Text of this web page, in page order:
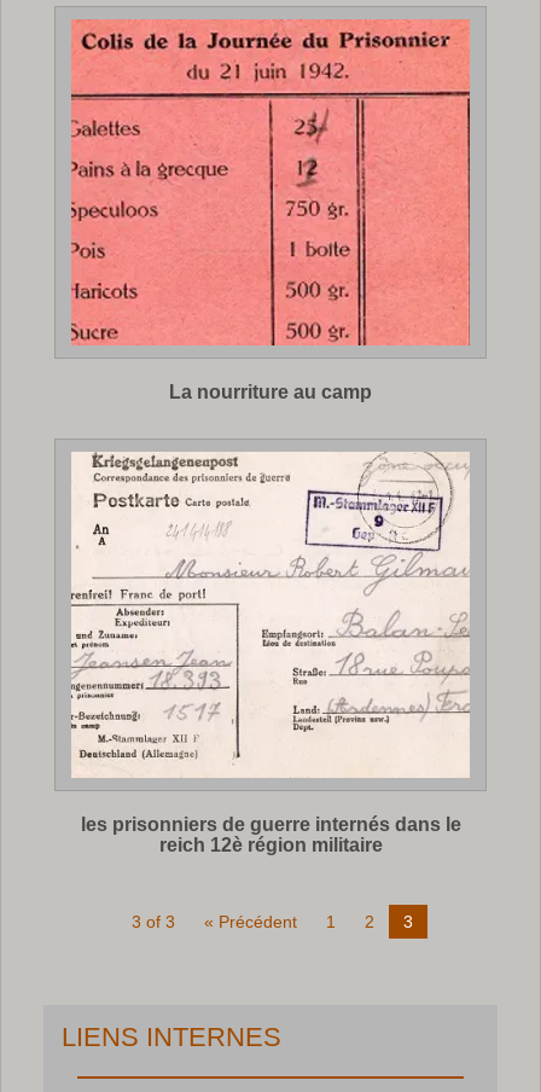
La nourriture au camp
les prisonniers de guerre internés dans le
reich 12è région militaire
3 of 3 « Précédent 1 2 3
LIENS INTERNES